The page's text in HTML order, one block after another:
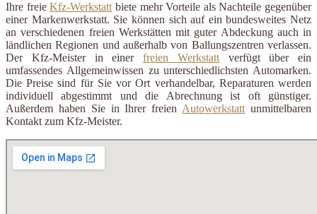
Ihre freieKfz-Werkstattbiete mehr Vorteile als Nachteile gegenüber
einer Markenwerkstatt. Sie können sich auf ein bundesweites Netz
an verschiedenen freien Werkstätten mit guter Abdeckung auch in
ländlichen Regionen und außerhalb von Ballungszentren verlassen.
Der Kfz-Meister in einer freien Werkstattverfügt über ein
umfassendes Allgemeinwissen zu unterschiedlichsten Automarken.
Die Preise sind für Sie vor Ort verhandelbar, Reparaturen werden
individuell abgestimmt und die Abrechnung ist oft günstiger.
Außerdem haben Sie in Ihrer freienAutowerkstattunmittelbaren
Kontakt zum Kfz-Meister.